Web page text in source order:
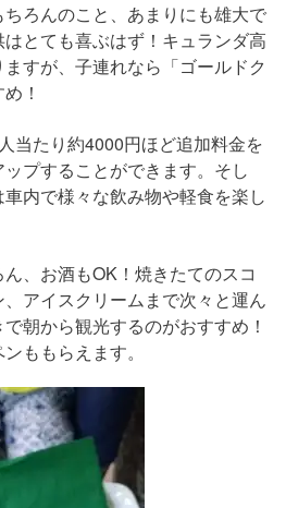
ろんのこと、あまりにも雄大で
とても喜ぶはず！キュランダ高
すが、子連れなら「ゴールドク
！
当たり約4000円ほど追加料金を
プすることができます。そし
内で様々な飲み物や軽食を楽し
、お酒もOK！焼きたてのスコ
アイスクリームまで次々と運ん
朝から観光するのがおすすめ！
ももらえます。